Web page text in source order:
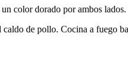
color dorado por ambos lados.
de pollo. Cocina a fuego